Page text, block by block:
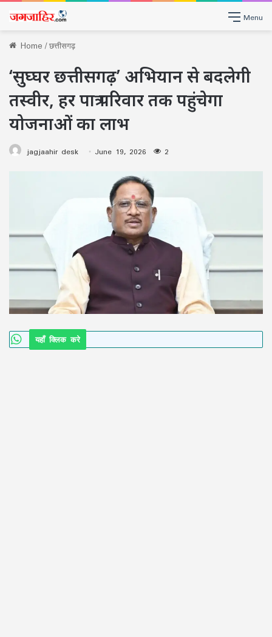
Menu
Home/छत्तीसगढ़
‘सुघ्घर छत्तीसगढ़’ अभियान से बदलेगी
तस्वीर, हर पात्र परिवार तक पहुंचेगा
योजनाओं का लाभ
jagjaahir desk June 19, 2026 2
यहाँ क्लिक करे